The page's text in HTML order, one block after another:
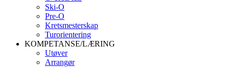
Ski-O
Pre-O
Kretsmesterskap
Turorientering
KOMPETANSE/LÆRING
Utøver
Arrangør